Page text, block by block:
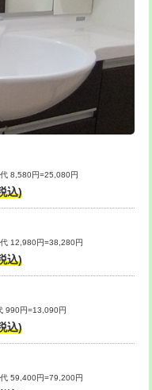
。
33,000円
44,000円
55,000円
33,000円
11,000円
22,000円
33,000円
16,500円+材料費
8,580円=25,080円
込)
12,980円=38,280円
込)
990円=13,090円
込)
59,400円=79,200円